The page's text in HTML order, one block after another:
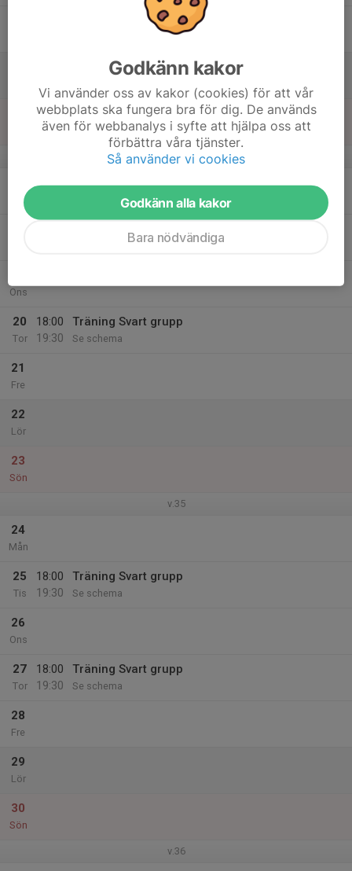
v.34
Mån
Ons
20
Tor
18:00
19:30
Träning Svart grupp
Se schema
21
Fre
22
Lör
23
Sön
v.35
24
Mån
25
Tis
18:00
19:30
Träning Svart grupp
Se schema
26
Ons
27
Tor
18:00
19:30
Träning Svart grupp
Se schema
28
Fre
29
Lör
30
Sön
v.36
Godkänn kakor
Vi använder oss av kakor (cookies) för att vår
webbplats ska fungera bra för dig. De används
även för webbanalys i syfte att hjälpa oss att
förbättra våra tjänster.
Så använder vi cookies
Godkänn alla kakor
Bara nödvändiga